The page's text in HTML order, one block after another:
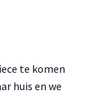
te komen
huis en we